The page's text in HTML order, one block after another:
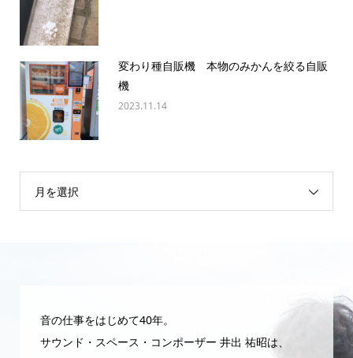
変わり種自販機 本物のみかんを絞る自販
機
2023.11.14
月を選択
音の仕事をはじめて40年。
サウンド・スペース・コンポーザー 井出 祐昭は、